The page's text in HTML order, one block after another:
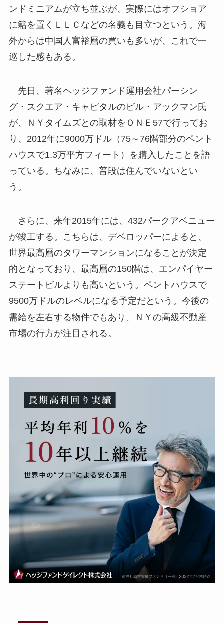
ンドミニアムが立ち並ぶが、実際にはオフショア
に籍を置くＬＬＣなどの名義も目立つという。海
外からは中国人富裕層の買いも多いが、これで一
巡した感もある。
先日、著名ヘッジファンド運用会社パーシン
グ・スクエア・キャピタルのビル・アックマン氏
が、ＮＹタイムズとの取材をＯＮＥ57で行ってお
り、2012年に9000万ドル（75～76階部分のペント
ハウスで1.3万平方フィート）を購入したことを語
っている。ちなみに、普段は住んでいないとい
う。
さらに、来年2015年には、432パークアベニュー
が竣工する。こちらは、デベロッパーによると、
世界最高層のタワーマンションになることが決定
的となっており、最高層の150階は、エンパイヤー
ステートビルよりも高いという。ペントハウスで
9500万ドルのレベルになる予定だという。今後の
需給を左右する物件でもあり、ＮＹの高級不動産
市場の行方が注目される。